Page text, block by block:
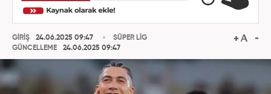
GİRİŞ
24.06.2025 09:47
GÜNCELLEME
24.06.2025 09:47
SÜPER LİG